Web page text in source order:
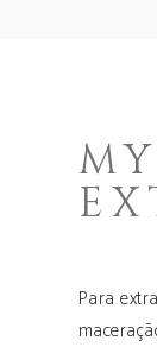
Para